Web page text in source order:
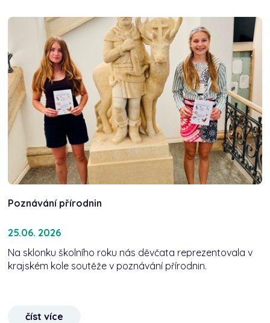
Poznávání přírodnin
25.06. 2026
Na sklonku školního roku nás děvčata reprezentovala v
krajském kole soutěže v poznávání přírodnin.
číst více